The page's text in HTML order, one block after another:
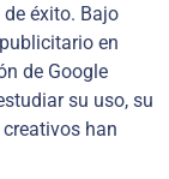
éxito. Bajo
en
de Google
su uso, su
han